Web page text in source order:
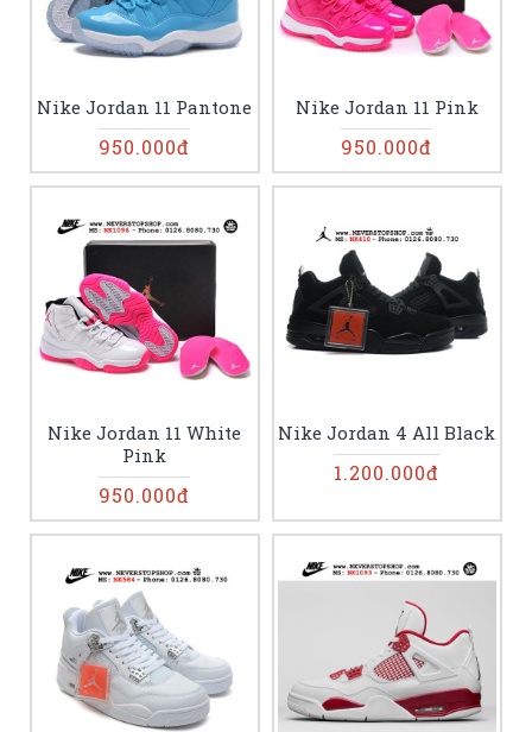
Nike Jordan 11 Pantone
950.000đ
Nike Jordan 11 Pink
950.000đ
Nike Jordan 11 White
Pink
950.000đ
Nike Jordan 4 All Black
1.200.000đ